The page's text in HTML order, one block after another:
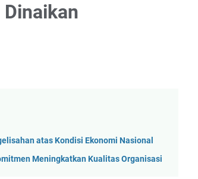
atas Kondisi Ekonomi Nasional
Meningkatkan Kualitas Organisasi